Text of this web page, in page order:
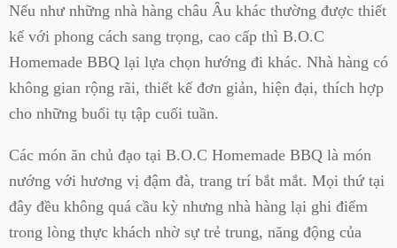
Nếu như những nhà hàng châu Âu khác thường được thiết
kế với phong cách sang trọng, cao cấp thì B.O.C
Homemade BBQ lại lựa chọn hướng đi khác. Nhà hàng có
không gian rộng rãi, thiết kế đơn giản, hiện đại, thích hợp
cho những buổi tụ tập cuối tuần.
Các món ăn chủ đạo tại B.O.C Homemade BBQ là món
nướng với hương vị đậm đà, trang trí bắt mắt. Mọi thứ tại
đây đều không quá cầu kỳ nhưng nhà hàng lại ghi điểm
trong lòng thực khách nhờ sự trẻ trung, năng động của